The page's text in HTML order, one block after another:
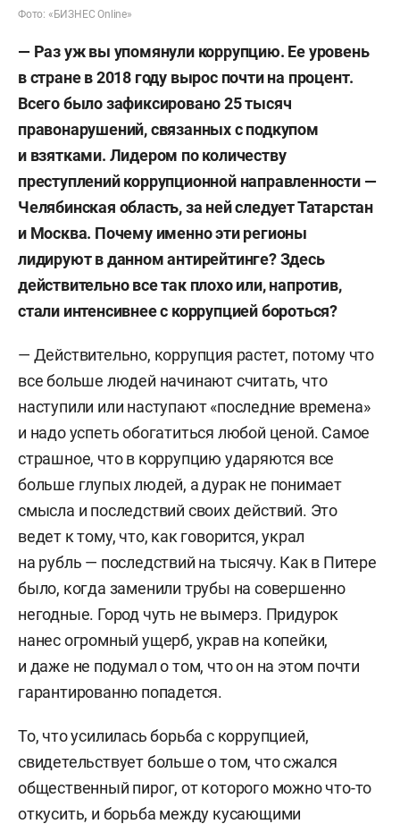
Фото: «БИЗНЕС Online»
— Раз уж вы упомянули коррупцию. Ее уровень
в стране в2018 году вырос почти на процент.
Всего было зафиксировано 25 тысяч
правонарушений, связанных с подкупом
и взятками. Лидером по количеству
преступлений коррупционной направленности —
Челябинская область,за ней следует Татарстан
и Москва. Почему именно эти регионы
лидируют вданном антирейтинге? Здесь
действительно все так плохо или,напротив,
стали интенсивнее с коррупциейбороться?
— Действительно, коррупция растет, потому что
все больше людей начинают считать, что
наступили или наступают «последние времена»
и надо успеть обогатиться любой ценой. Самое
страшное, что в коррупцию ударяются все
больше глупых людей, а дурак не понимает
смысла и последствий своих действий. Это
ведет к тому, что, как говорится, украл
на рубль — последствий на тысячу. Как в Питере
было, когда заменили трубы на совершенно
негодные. Город чуть не вымерз. Придурок
нанес огромный ущерб, украв на копейки,
и даже не подумал о том, что он на этом почти
гарантированно попадется.
То, что усилилась борьба с коррупцией,
свидетельствует больше о том, что сжался
общественный пирог, от которого можно что-то
откусить, и борьба между кусающими